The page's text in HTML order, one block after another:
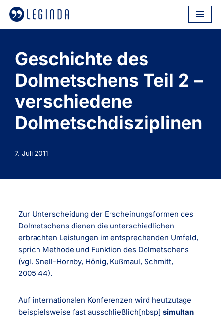
Zum
springen
Geschichte des
Dolmetschens Teil 2 –
verschiedene
Dolmetschdisziplinen
7. Juli 2011
Zur Unterscheidung der Erscheinungsformen des
Dolmetschens dienen die unterschiedlichen
erbrachten Leistungen im entsprechenden Umfeld,
sprich Methode und Funktion des Dolmetschens
(vgl. Snell-Hornby, Hönig, Kußmaul, Schmitt,
2005:44).
Auf internationalen Konferenzen wird heutzutage
beispielsweise fast ausschließlich[nbsp]simultan